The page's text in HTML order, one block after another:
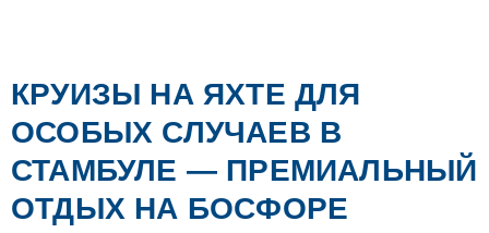
КРУИЗЫ НА ЯХТЕ ДЛЯ
ОСОБЫХ СЛУЧАЕВ В
СТАМБУЛЕ — ПРЕМИАЛЬНЫЙ
ОТДЫХ НА БОСФОРЕ